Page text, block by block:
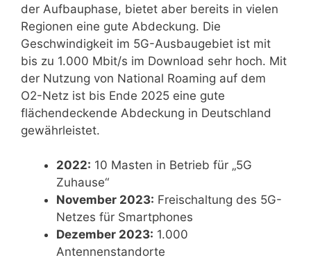
der Aufbauphase, bietet aber bereits in vielen
Regionen eine gute Abdeckung. Die
Geschwindigkeit im 5G-Ausbaugebiet ist mit
bis zu 1.000 Mbit/s im Download sehr hoch. Mit
der Nutzung von National Roaming auf dem
O2-Netz ist bis Ende 2025 eine gute
flächendeckende Abdeckung in Deutschland
gewährleistet.
2022: 10 Masten in Betrieb für „5G
Zuhause“
November 2023: Freischaltung des 5G-
Netzes für Smartphones
Dezember 2023: 1.000
Antennenstandorte